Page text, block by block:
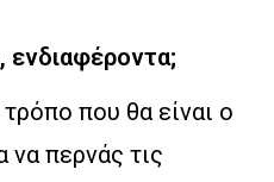
ενδιαφέροντα;
που θα είναι ο
να περνάς τις